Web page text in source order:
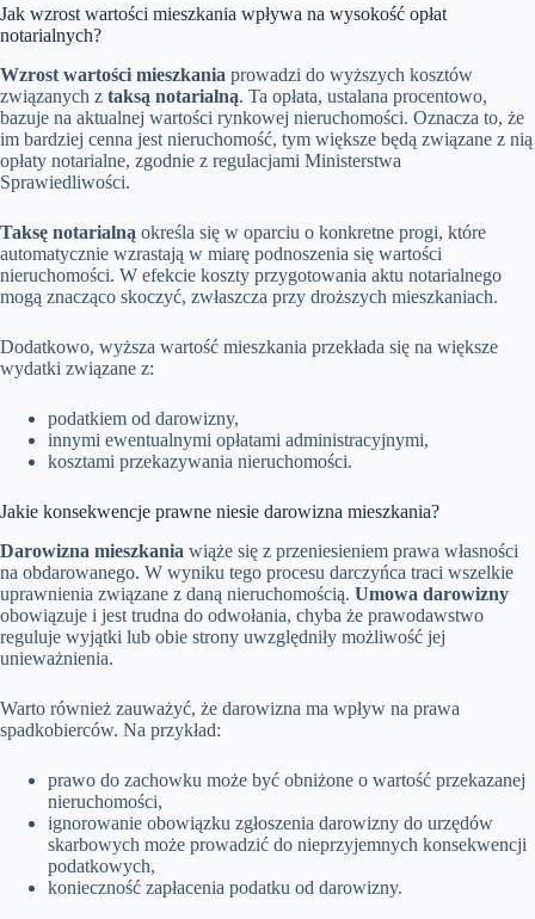
Jak wzrost wartości mieszkania wpływa na wysokość opłat
notarialnych?
Wzrost wartości mieszkania prowadzi do wyższych kosztów
związanych z taksą notarialną. Ta opłata, ustalana procentowo,
bazuje na aktualnej wartości rynkowej nieruchomości. Oznacza to, że
im bardziej cenna jest nieruchomość, tym większe będą związane z nią
opłaty notarialne, zgodnie z regulacjami Ministerstwa
Sprawiedliwości.
Taksę notarialną określa się w oparciu o konkretne progi, które
automatycznie wzrastają w miarę podnoszenia się wartości
nieruchomości. W efekcie koszty przygotowania aktu notarialnego
mogą znacząco skoczyć, zwłaszcza przy droższych mieszkaniach.
Dodatkowo, wyższa wartość mieszkania przekłada się na większe
wydatki związane z:
podatkiem od darowizny,
innymi ewentualnymi opłatami administracyjnymi,
kosztami przekazywania nieruchomości.
Jakie konsekwencje prawne niesie darowizna mieszkania?
Darowizna mieszkania wiąże się z przeniesieniem prawa własności
na obdarowanego. W wyniku tego procesu darczyńca traci wszelkie
uprawnienia związane z daną nieruchomością. Umowa darowizny
obowiązuje i jest trudna do odwołania, chyba że prawodawstwo
reguluje wyjątki lub obie strony uwzględniły możliwość jej
unieważnienia.
Warto również zauważyć, że darowizna ma wpływ na prawa
spadkobierców. Na przykład:
prawo do zachowku może być obniżone o wartość przekazanej
nieruchomości,
ignorowanie obowiązku zgłoszenia darowizny do urzędów
skarbowych może prowadzić do nieprzyjemnych konsekwencji
podatkowych,
konieczność zapłacenia podatku od darowizny.